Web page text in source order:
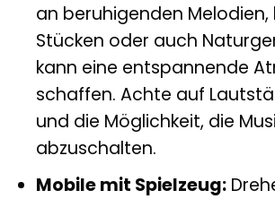
an beruhigenden Melodien,
Stücken oder auch
kann eine entspannende
schaffen. Achte auf
und die Möglichkeit, die
abzuschalten.
Mobile mit Spielzeug: